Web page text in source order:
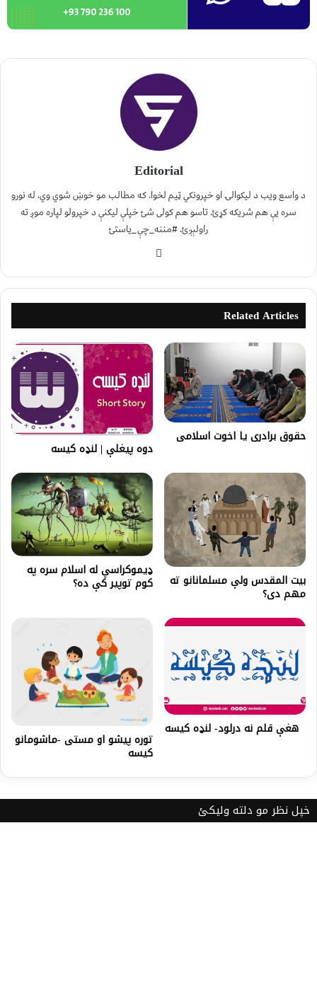
Editorial
د واسع ویب د لیکوالۍ او خپرونکي ټیم لخوا. که مطالب مو خوښ شوي وي، له نورو
سره یې هم شریکه کړئ. تاسو هم کولی شئ خپلې لیکنې د خپرولو لپاره موږ ته
راولېږئ. #مننه_چې_یاستئ
Related Articles
حقوق برادری يا اخوت اسلامی
دوه پیغلې | لنډه کیسه
بیت المقدس ولې مسلمانانو ته
مهم دی؟
ډیموکراسي له اسلام سره په
کوم توپیر کې ده؟
هغې قلم نه درلود- لنډه کیسه
توره پیشو او مستی -ماشومانو
کیسه
خپل نظر مو دلته ولیکئ